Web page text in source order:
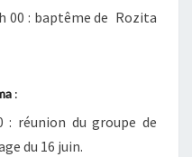
00 : baptême de Rozita
:
: réunion du groupe de
du 16 juin.